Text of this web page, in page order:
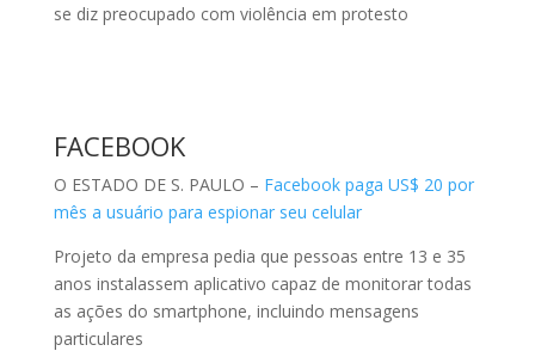
se diz preocupado com violência em protesto
FACEBOOK
O ESTADO DE S. PAULO – Facebook paga US$ 20 por
mês a usuário para espionar seu celular
Projeto da empresa pedia que pessoas entre 13 e 35
anos instalassem aplicativo capaz de monitorar todas
as ações do smartphone, incluindo mensagens
particulares